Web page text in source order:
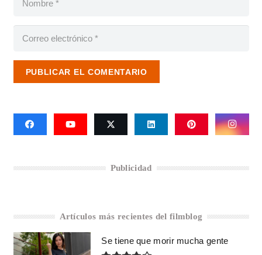
PUBLICAR EL COMENTARIO
Publicidad
Artículos más recientes del filmblog
Se tiene que morir mucha gente